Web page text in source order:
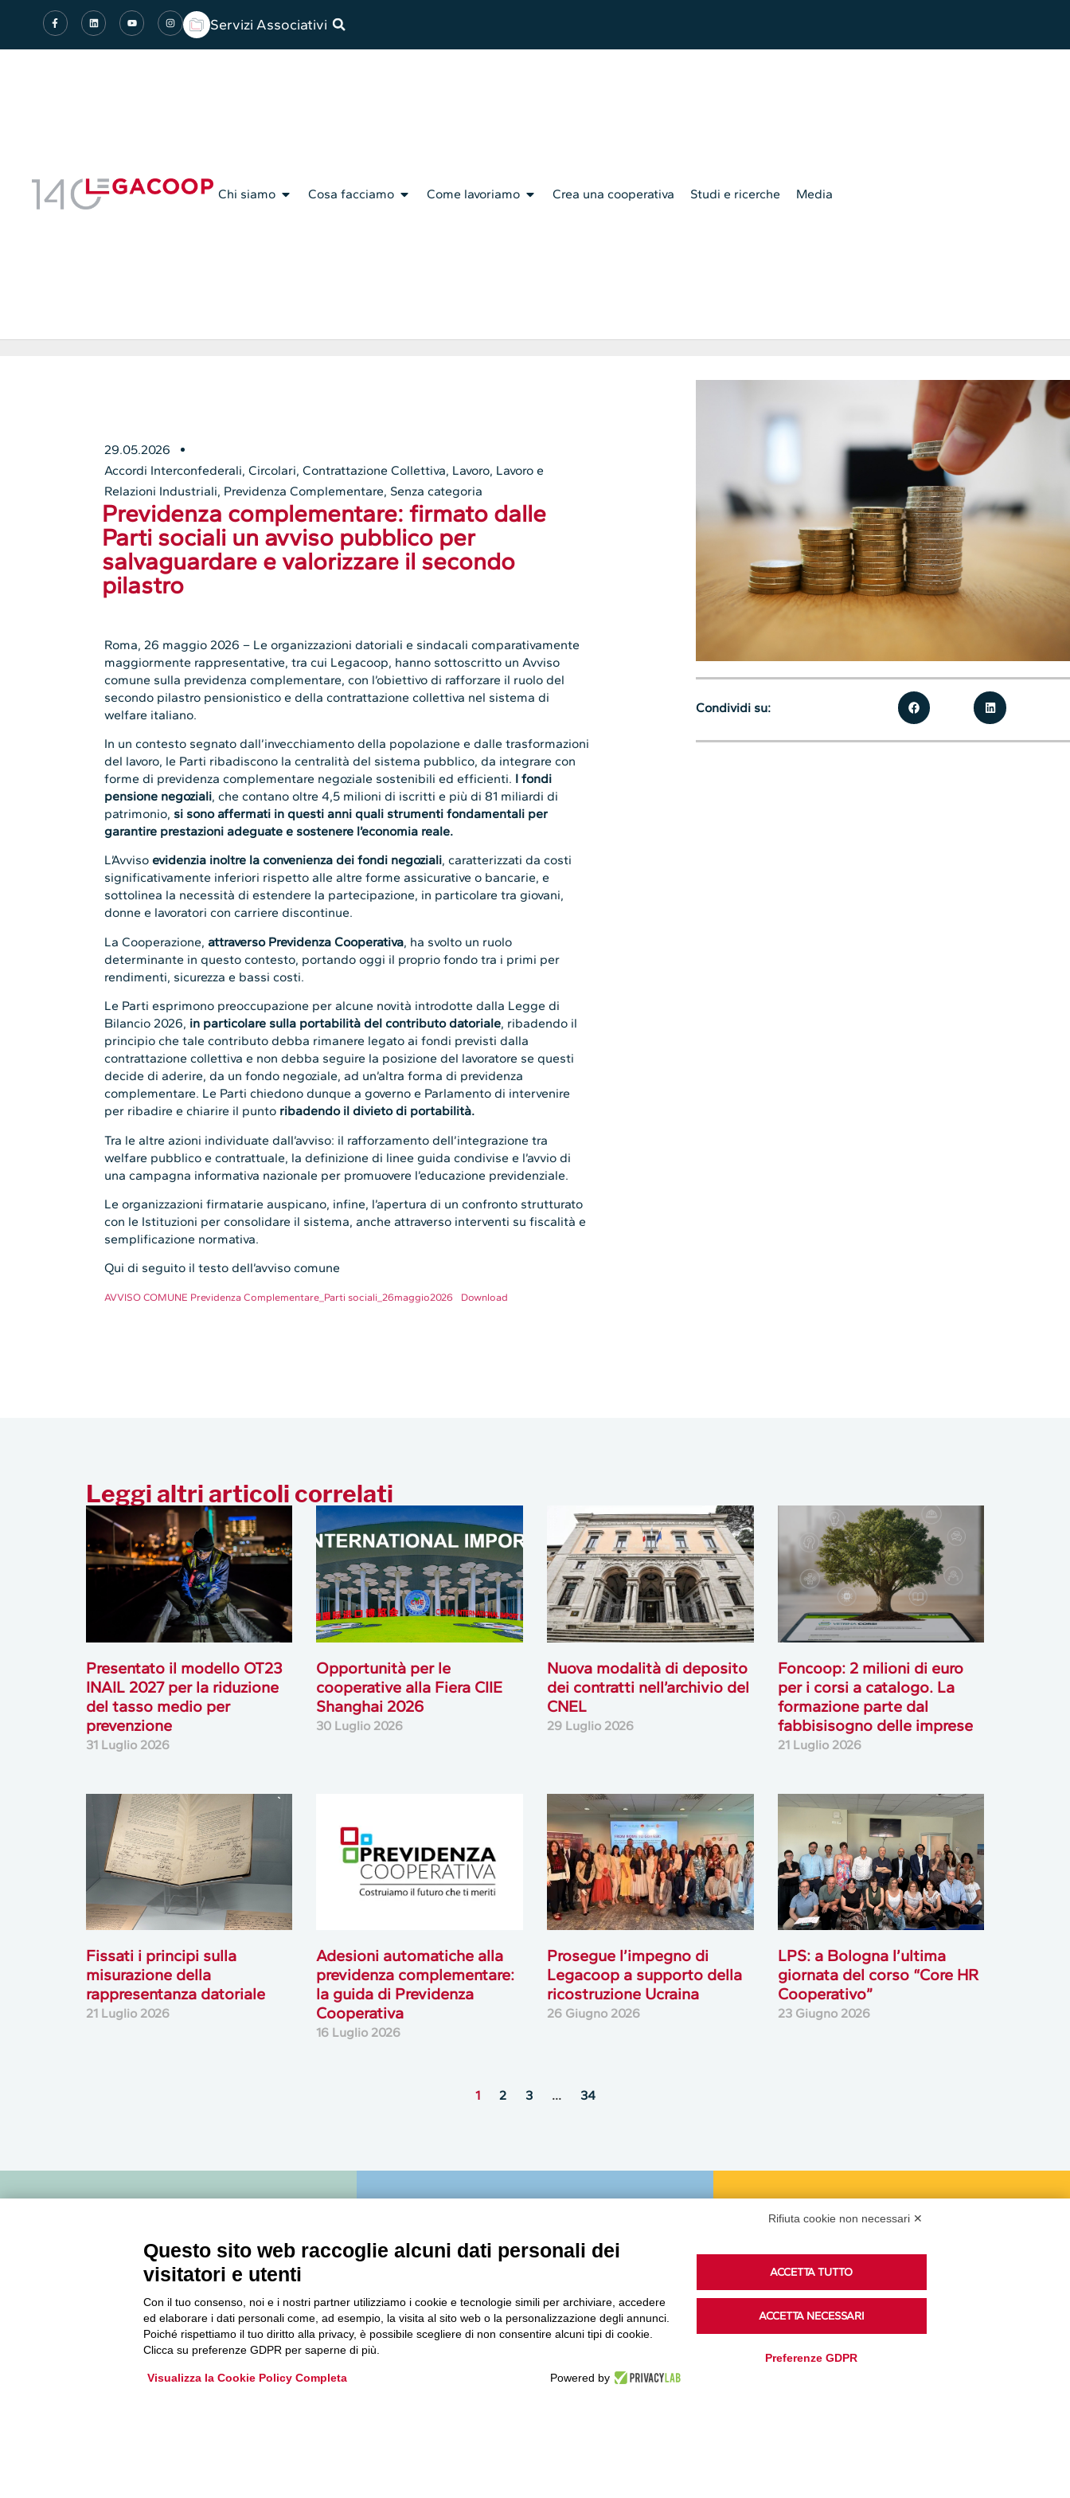
Servizi Associativi
Chi siamo Cosa facciamo Come lavoriamo Crea una cooperativa Studi e ricerche Media
29.05.2026
Accordi Interconfederali,Circolari,Contrattazione Collettiva, Lavoro, Lavoro e
Relazioni Industriali, Previdenza Complementare, Senza categoria
Previdenza complementare: firmato dalle
Parti sociali un avviso pubblico per
salvaguardare e valorizzare il secondo
pilastro
Roma, 26 maggio 2026 – Le organizzazioni datoriali e sindacali comparativamente
maggiormente rappresentative, tra cui Legacoop, hanno sottoscritto un Avviso
comune sulla previdenza complementare, con l’obiettivo di rafforzare il ruolo del
secondo pilastro pensionistico e della contrattazione collettiva nel sistema di
welfare italiano.
In un contesto segnato dall’invecchiamento della popolazione e dalle trasformazioni
del lavoro, le Parti ribadiscono la centralità del sistema pubblico, da integrare con
forme di previdenza complementare negoziale sostenibili ed efficienti. I fondi
pensione negoziali, che contano oltre 4,5 milioni di iscritti e più di 81 miliardi di
patrimonio, si sono affermati in questi anni quali strumenti fondamentali per
garantire prestazioni adeguate e sostenere l’economia reale.
L’Avvisoevidenzia inoltre la convenienza dei fondi negoziali, caratterizzati da costi
significativamente inferiori rispetto alle altre forme assicurative o bancarie, e
sottolinea la necessità di estendere la partecipazione, in particolare tra giovani,
donne e lavoratori con carriere discontinue.
La Cooperazione,attraverso Previdenza Cooperativa, ha svolto un ruolo
determinante in questo contesto, portando oggi il proprio fondo tra i primi per
rendimenti, sicurezza e bassi costi.
Le Parti esprimono preoccupazione per alcune novità introdotte dalla Legge di
Bilancio 2026, in particolare sulla portabilità del contributo datoriale, ribadendo il
principio che tale contributo debba rimanere legato ai fondi previsti dalla
contrattazione collettiva e non debba seguire la posizione del lavoratore se questi
decide di aderire, da un fondo negoziale, ad un’altra forma di previdenza
complementare. Le Parti chiedono dunque a governo e Parlamento di intervenire
per ribadire e chiarire il punto ribadendo il divieto di portabilità.
Tra le altre azioni individuate dall’avviso: il rafforzamento dell’integrazione tra
welfare pubblico e contrattuale, la definizione di linee guida condivise e l’avvio di
una campagna informativa nazionale per promuovere l’educazione previdenziale.
Le organizzazioni firmatarie auspicano, infine, l’apertura di un confronto strutturato
con le Istituzioni per consolidare il sistema, anche attraverso interventi su fiscalità e
semplificazione normativa.
Qui di seguito il testo dell’avviso comune
AVVISO COMUNE Previdenza Complementare_Parti sociali_26maggio2026 Download
Condividi su:
Leggi altri articoli correlati
Presentato il modello OT23
INAIL 2027 per la riduzione
del tasso medio per
prevenzione
31 Luglio 2026
Opportunità per le
cooperative alla Fiera CIIE
Shanghai 2026
30 Luglio 2026
Nuova modalità di deposito
dei contratti nell’archivio del
CNEL
29 Luglio 2026
Foncoop: 2 milioni di euro
per i corsi a catalogo. La
formazione parte dal
fabbisisogno delle imprese
21 Luglio 2026
Fissati i principi sulla
misurazione della
rappresentanza datoriale
21 Luglio 2026
Adesioni automatiche alla
previdenza complementare:
la guida di Previdenza
Cooperativa
16 Luglio 2026
Prosegue l’impegno di
Legacoop a supporto della
ricostruzione Ucraina
26 Giugno 2026
LPS: a Bologna l’ultima
giornata del corso “Core HR
Cooperativo”
23 Giugno 2026
1 2 3 … 34
Accedi o iscriviti alla nostra Newsletter Legacoop
Informazioni per restare sempre aggiornati sul
mondo della cooperazione.
Guarda i nostri video, storie e webinar.
Podcast
Ascolta i podcast di approfondimento di Legacoop
su Spreaker.
Rifiuta cookie non necessari ✕
Questo sito web raccoglie alcuni dati personali dei
visitatori e utenti
Con il tuo consenso, noi e i nostri partner utilizziamo i cookie e tecnologie simili per archiviare, accedere
ed elaborare i dati personali come, ad esempio, la visita al sito web o la personalizzazione degli annunci.
Poiché rispettiamo il tuo diritto alla privacy, è possibile scegliere di non consentire alcuni tipi di cookie.
Clicca su preferenze GDPR per saperne di più.
Visualizza la Cookie Policy Completa Powered by
ACCETTA TUTTO
ACCETTA NECESSARI
Preferenze GDPR